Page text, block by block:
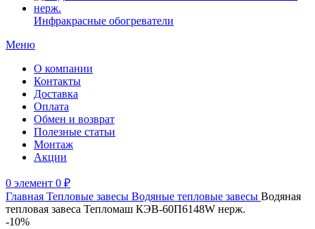
Инфракрасные обогреватели
Меню
О компании
Контакты
Доставка
Оплата
Обмен и возврат
Полезные статьи
Монтаж
Акции
0 элемент 0 ₽
Главная Тепловые завесы Водяные тепловые завесы Водяная
тепловая завеса Тепломаш КЭВ-60П6148W нерж.
-10%